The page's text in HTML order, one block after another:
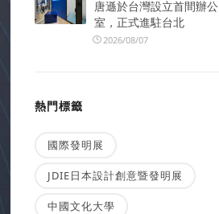
唐遜於台灣設立首間辦公
室，正式進駐台北
2026/08/07
熱門標籤
國際發明展
JDIE日本設計創意暨發明展
中國文化大學